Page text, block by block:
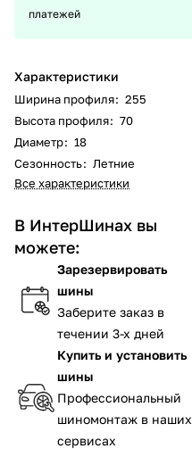
платежей
Характеристики
Ширина профиля: 255
Высота профиля: 70
Диаметр: 18
Сезонность: Летние
Все характеристики
В ИнтерШинах вы
можете:
Зарезервировать
шины
Заберите заказ в
течении 3-х дней
Купить и установить
шины
Профессиональный
шиномонтаж в наших
сервисах